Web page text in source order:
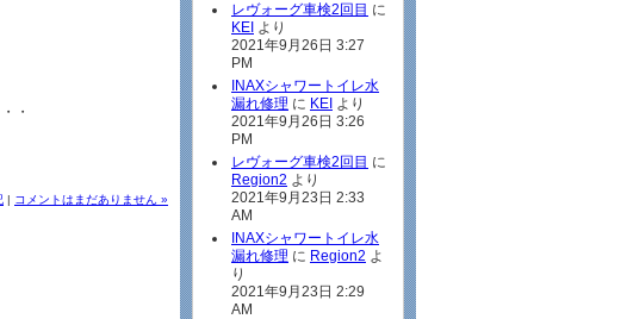
・
| コメントはまだありません »
レヴォーグ車検2回目 に
KEI より
2021年9月26日 3:27
PM
INAXシャワートイレ水
漏れ修理 に KEI より
2021年9月26日 3:26
PM
レヴォーグ車検2回目 に
Region2 より
2021年9月23日 2:33
AM
INAXシャワートイレ水
漏れ修理 に Region2 よ
り
2021年9月23日 2:29
AM